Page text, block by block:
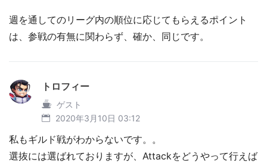
週を通してのリーグ内の順位に応じてもらえるポイント
は、参戦の有無に関わらず、確か、同じです。
トロフィー
ゲスト
2020年3月10日 03:12
私もギルド戦がわからないです。。
選抜には選ばれておりますが、Attackをどうやって行えば